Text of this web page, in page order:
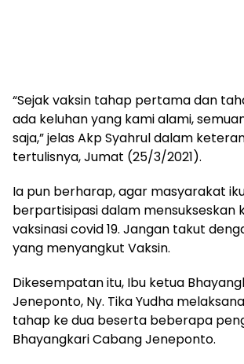
“Sejak vaksin tahap pertama dan
ada keluhan yang kami alami,
saja,” jelas Akp Syahrul dalam
tertulisnya, Jumat (25/3/2021).
Ia pun berharap, agar masyarakat
berpartisipasi dalam mensukseskan
vaksinasi covid 19. Jangan takut
yang menyangkut Vaksin.
Dikesempatan itu, Ibu ketua
Jeneponto, Ny. Tika Yudha
tahap ke dua beserta beberapa
Bhayangkari Cabang Jeneponto.